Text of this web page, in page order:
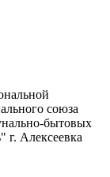
союза
бытовых
Алексеевка